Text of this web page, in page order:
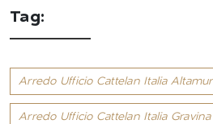
Tag:
Arredo Ufficio Cattelan Italia
Arredo Ufficio Cattelan Italia